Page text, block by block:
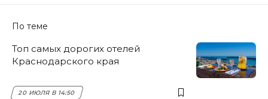
По теме
Топ самых дорогих отелей
Краснодарского края
20 ИЮЛЯ В 14:50